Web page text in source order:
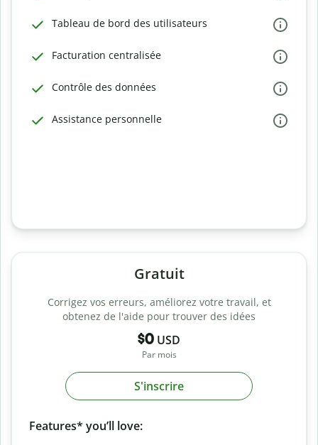
Tableau de bord des utilisateurs
Facturation centralisée
Contrôle des données
Assistance personnelle
Gratuit
Corrigez vos erreurs, améliorez votre travail, et
obtenez de l'aide pour trouver des idées
$0 USD
Par mois
S'inscrire
Features* you’ll love: